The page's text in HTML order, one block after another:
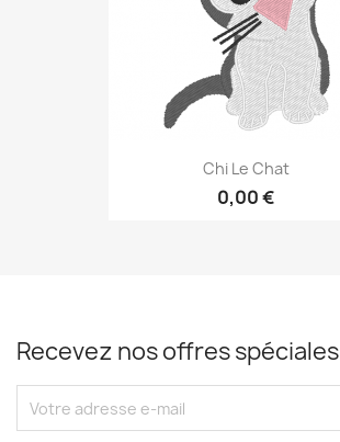
Chi Le Chat
0,00 €
Recevez nos offres spéciales